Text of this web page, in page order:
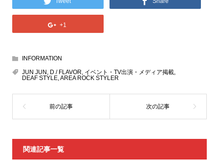
+1
INFORMATION
JUN JUN , D / FLAVOR, イベント・TV出演・メディア掲載,
DEAF STYLE,AREA ROCK STYLER
関連記事一覧